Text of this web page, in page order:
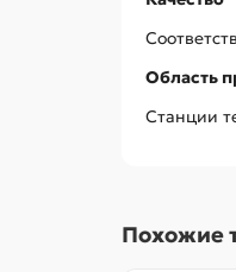
Область
Станции
Похожие